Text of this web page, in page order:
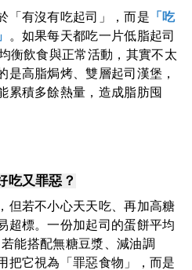
「有沒有吃起司」，而是 「吃
。如果每天都吃一片低脂起司
衡飲食與正常活動，其實不太
是高脂焗烤、雙層起司漢堡，
累積多餘熱量，造成脂肪囤
吃又罪惡？
但若不小心天天吃、再加高糖
超標。一份加起司的蛋餅平均
能搭配無糖豆漿、減油調
把它視為「罪惡食物」，而是